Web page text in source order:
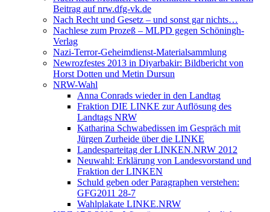
Beitrag auf nrw.dfg-vk.de
Nach Recht und Gesetz – und sonst gar nichts…
Nachlese zum Prozeß – MLPD gegen Schöningh-
Verlag
Nazi-Terror-Geheimdienst-Materialsammlung
Newrozfestes 2013 in Diyarbakir: Bildbericht von
Horst Dotten und Metin Dursun
NRW-Wahl
Anna Conrads wieder in den Landtag
Fraktion DIE LINKE zur Auflösung des
Landtags NRW
Katharina Schwabedissen im Gespräch mit
Jürgen Zurheide über die LINKE
Landesparteitag der LINKEN.NRW 2012
Neuwahl: Erklärung von Landesvorstand und
Fraktion der LINKEN
Schuld geben oder Paragraphen verstehen:
GFG2011 28-7
Wahlplakate LINKE.NRW